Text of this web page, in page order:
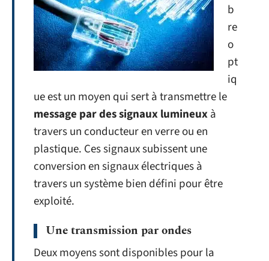
b
re
o
pt
iq
ue est un moyen qui sert à transmettre le
message par des signaux lumineuxà
travers un conducteur en verre ou en
plastique. Ces signaux subissent une
conversion en signaux électriques à
travers un système bien défini pour être
exploité.
Une transmission par ondes
Deux moyens sont disponibles pour la